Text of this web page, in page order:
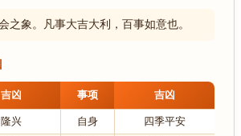
之象。凡事大吉大利，百事如意也。
吉凶 事项 吉凶
隆兴 自身 四季平安